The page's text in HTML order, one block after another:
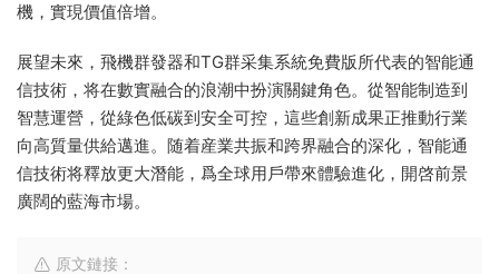
機，實現價值倍增。
展望未來，飛機群發器和TG群采集系統免費版所代表的智能通
信技術，将在數實融合的浪潮中扮演關鍵角色。從智能制造到
智慧運營，從綠色低碳到安全可控，這些創新成果正推動行業
向高質量供給邁進。随着産業共振和跨界融合的深化，智能通
信技術将釋放更大潛能，爲全球用戶帶來體驗進化，開啓前景
廣闊的藍海市場。
原文鏈接：